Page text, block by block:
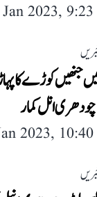
2023,
جنھیں کوڑے کا
انل کمار
2023,